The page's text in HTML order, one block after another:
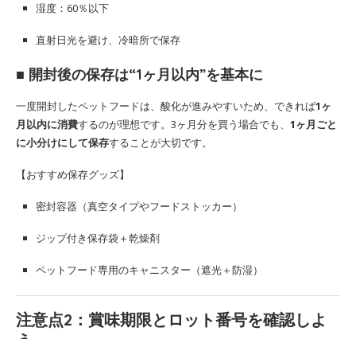
湿度：60％以下
直射日光を避け、冷暗所で保存
■ 開封後の保存は“1ヶ月以内”を基本に
一度開封したペットフードは、酸化が進みやすいため、できれば1ヶ
月以内に消費するのが理想です。3ヶ月分を買う場合でも、 1ヶ月ごと
に小分けにして保存することが大切です。
【おすすめ保存グッズ】
密封容器（真空タイプやフードストッカー）
ジップ付き保存袋＋乾燥剤
ペットフード専用のキャニスター（遮光＋防湿）
注意点2： 賞味期限とロット番号を確認しよ